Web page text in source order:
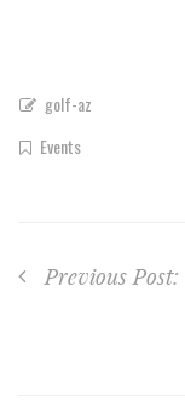
golf-az
Events
Previous Post: